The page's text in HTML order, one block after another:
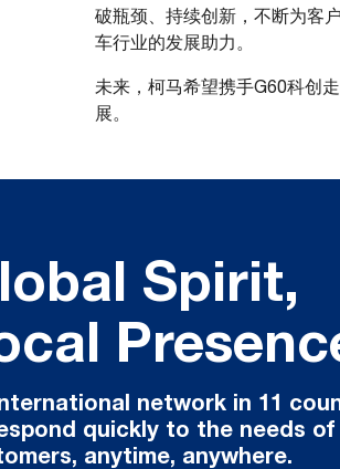
破瓶颈、持续创新，不断为客
车行业的发展助力。
未来，柯马希望携手G60科创
展。
Spirit,
network in 11
quickly to the needs
anytime, anywhere.